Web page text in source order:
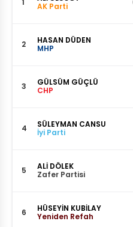
1
AK Parti
2
HASAN DÜDEN
MHP
3
GÜLSÜM GÜÇLÜ
CHP
4
SÜLEYMAN CANSU
İyi Parti
5
ALİ DÖLEK
Zafer Partisi
6
HÜSEYİN KUBİLAY
Yeniden Refah